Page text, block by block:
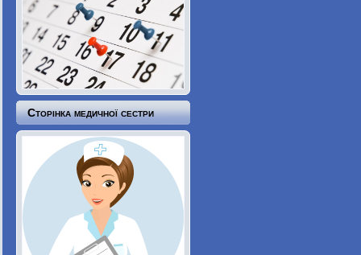
Сторінка медичної сестри